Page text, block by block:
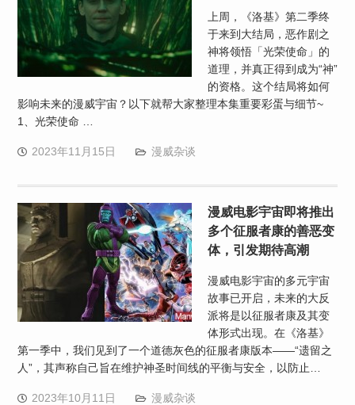
上周，《洛基》第二季终
于来到大结局，恶作剧之
神将领悟「光荣使命」的
道理，并真正得到成为“神”
的资格。这个结局将如何
影响未来的漫威宇宙？以下就帮大家整理本集重要彩蛋与细节~
1、光荣使命 …
2023年11月15日 漫威杂谈
漫威电影宇宙即将推出
多个征服者康的善恶变
体，引发期待高潮
漫威电影宇宙的多元宇宙
故事已开启，未来的大反
派将是以征服者康及其变
体形式出现。在《洛基》
第一季中，我们见到了一个道德灰色的征服者康版本——“遗留之
人”，其声称自己旨在维护神圣时间线的平衡与安全，以防止…
2023年10月11日 漫威杂谈